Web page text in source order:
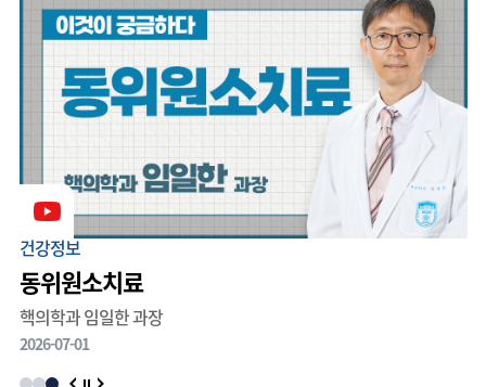
건강정보
동위원소치료
핵의학과 임일한 과장
2026-07-01